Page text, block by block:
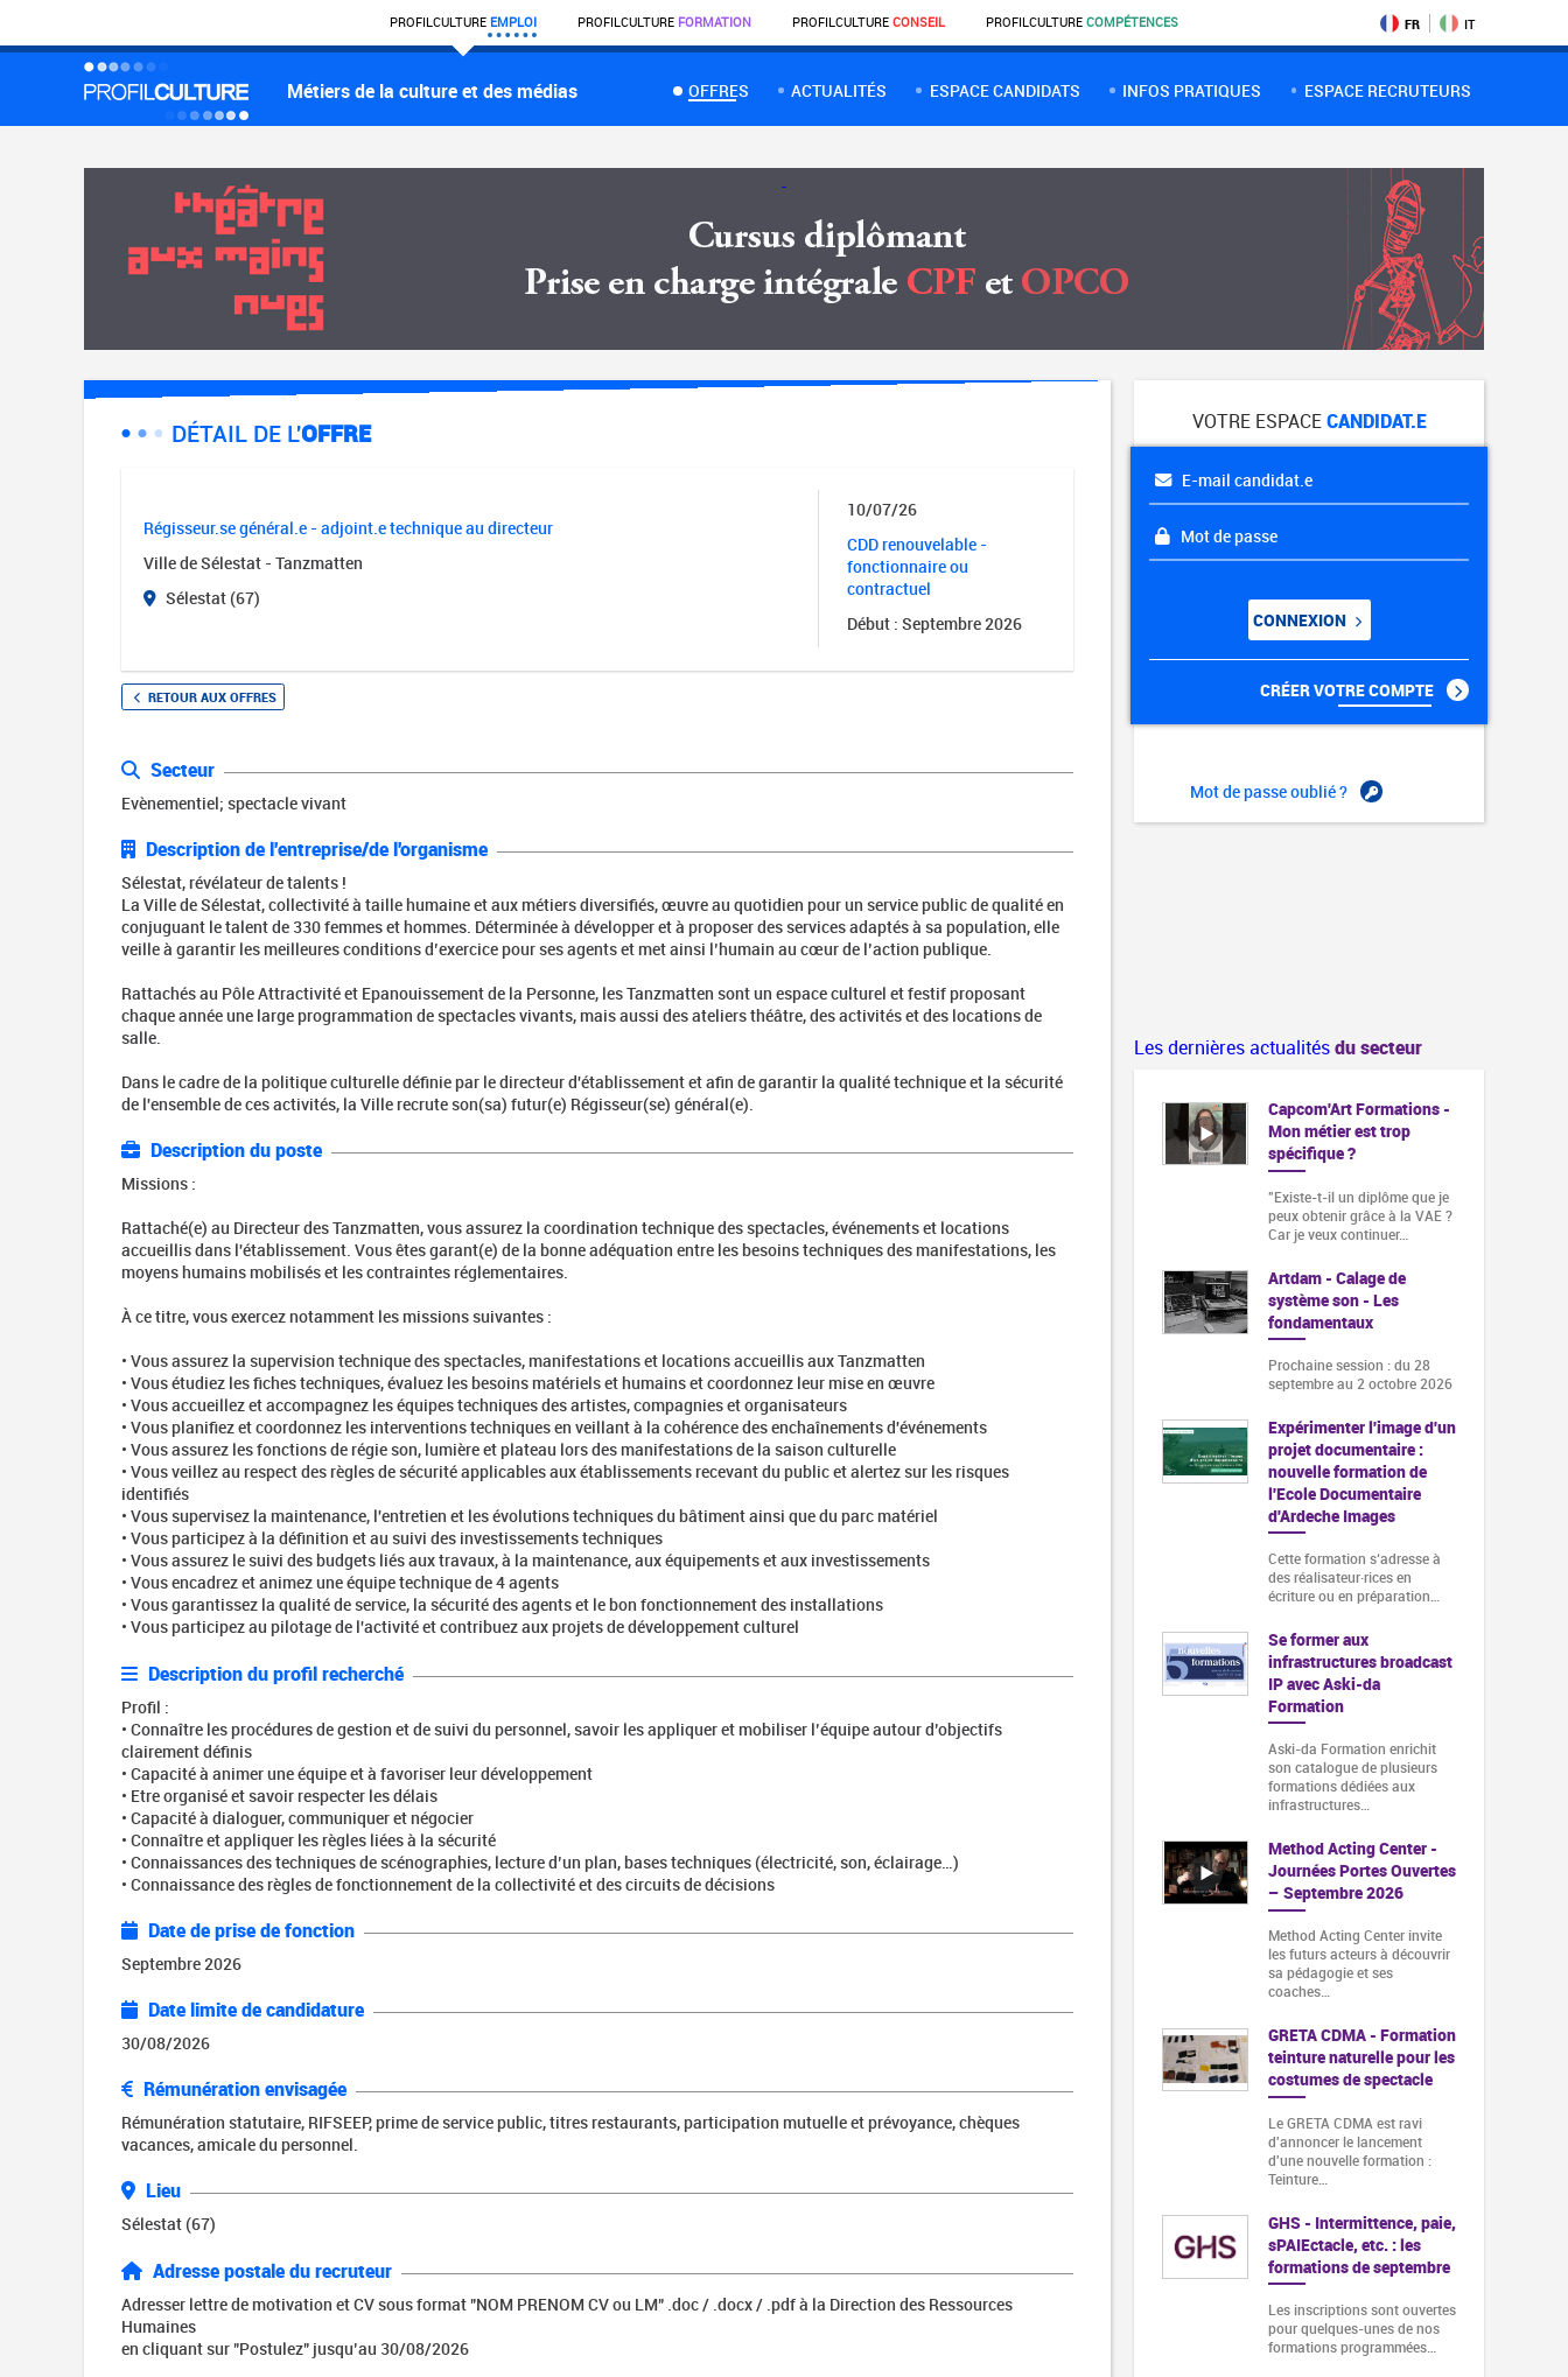
PROFILCULTURE EMPLOI PROFILCULTURE FORMATION PROFILCULTURE CONSEIL PROFILCULTURE COMPÉTENCES FR IT
Métiers de la culture et des médias OFFRES ACTUALITÉS ESPACE CANDIDATS INFOS PRATIQUES ESPACE RECRUTEURS
DÉTAIL DE L'OFFRE
Régisseur.se général.e - adjoint.e technique au directeur
Ville de Sélestat - Tanzmatten
Sélestat (67)
10/07/26
CDD renouvelable -
fonctionnaire ou
contractuel
Début : Septembre 2026
RETOUR AUX OFFRES
Secteur
Evènementiel; spectacle vivant
Description de l'entreprise/de l'organisme
Sélestat, révélateur de talents !
La Ville de Sélestat, collectivité à taille humaine et aux métiers diversifiés, œuvre au quotidien pour un service public de qualité en
conjuguant le talent de 330 femmes et hommes. Déterminée à développer et à proposer des services adaptés à sa population, elle
veille à garantir les meilleures conditions d’exercice pour ses agents et met ainsi l’humain au cœur de l’action publique.
Rattachés au Pôle Attractivité et Epanouissement de la Personne, les Tanzmatten sont un espace culturel et festif proposant
chaque année une large programmation de spectacles vivants, mais aussi des ateliers théâtre, des activités et des locations de
salle.
Dans le cadre de la politique culturelle définie par le directeur d'établissement et afin de garantir la qualité technique et la sécurité
de l'ensemble de ces activités, la Ville recrute son(sa) futur(e) Régisseur(se) général(e).
Description du poste
Missions :
Rattaché(e) au Directeur des Tanzmatten, vous assurez la coordination technique des spectacles, événements et locations
accueillis dans l'établissement. Vous êtes garant(e) de la bonne adéquation entre les besoins techniques des manifestations, les
moyens humains mobilisés et les contraintes réglementaires.
À ce titre, vous exercez notamment les missions suivantes :
• Vous assurez la supervision technique des spectacles, manifestations et locations accueillis aux Tanzmatten
• Vous étudiez les fiches techniques, évaluez les besoins matériels et humains et coordonnez leur mise en œuvre
• Vous accueillez et accompagnez les équipes techniques des artistes, compagnies et organisateurs
• Vous planifiez et coordonnez les interventions techniques en veillant à la cohérence des enchaînements d'événements
• Vous assurez les fonctions de régie son, lumière et plateau lors des manifestations de la saison culturelle
• Vous veillez au respect des règles de sécurité applicables aux établissements recevant du public et alertez sur les risques
identifiés
• Vous supervisez la maintenance, l'entretien et les évolutions techniques du bâtiment ainsi que du parc matériel
• Vous participez à la définition et au suivi des investissements techniques
• Vous assurez le suivi des budgets liés aux travaux, à la maintenance, aux équipements et aux investissements
• Vous encadrez et animez une équipe technique de 4 agents
• Vous garantissez la qualité de service, la sécurité des agents et le bon fonctionnement des installations
• Vous participez au pilotage de l'activité et contribuez aux projets de développement culturel
Description du profil recherché
Profil :
• Connaître les procédures de gestion et de suivi du personnel, savoir les appliquer et mobiliser l’équipe autour d’objectifs
clairement définis
• Capacité à animer une équipe et à favoriser leur développement
• Etre organisé et savoir respecter les délais
• Capacité à dialoguer, communiquer et négocier
• Connaître et appliquer les règles liées à la sécurité
• Connaissances des techniques de scénographies, lecture d’un plan, bases techniques (électricité, son, éclairage…)
• Connaissance des règles de fonctionnement de la collectivité et des circuits de décisions
Date de prise de fonction
Septembre 2026
Date limite de candidature
30/08/2026
Rémunération envisagée
Rémunération statutaire, RIFSEEP, prime de service public, titres restaurants, participation mutuelle et prévoyance, chèques
vacances, amicale du personnel.
Lieu
Sélestat (67)
Adresse postale du recruteur
Adresser lettre de motivation et CV sous format "NOM PRENOM CV ou LM" .doc / .docx / .pdf à la Direction des Ressources
Humaines
en cliquant sur "Postulez" jusqu’au 30/08/2026
VOTRE ESPACECANDIDAT.E
E-mail candidat.e
Mot de passe
CONNEXION
CRÉER VOTRE COMPTE
Mot de passe oublié ?
Les dernières actualitésdu secteur
Capcom'Art Formations -
Mon métier est trop
spécifique ?
"Existe-t-il un diplôme que je
peux obtenir grâce à la VAE ?
Car je veux continuer…
Artdam - Calage de
système son - Les
fondamentaux
Prochaine session : du 28
septembre au 2 octobre 2026
Expérimenter l'image d'un
projet documentaire :
nouvelle formation de
l'Ecole Documentaire
d'Ardeche Images
Cette formation s‘adresse à
des réalisateur·rices en
écriture ou en préparation…
Se former aux
infrastructures broadcast
IP avec Aski-da
Formation
Aski-da Formation enrichit
son catalogue de plusieurs
formations dédiées aux
infrastructures…
Method Acting Center -
Journées Portes Ouvertes
– Septembre 2026
Method Acting Center invite
les futurs acteurs à découvrir
sa pédagogie et ses
coaches…
GRETA CDMA - Formation
teinture naturelle pour les
costumes de spectacle
Le GRETA CDMA est ravi
d'annoncer le lancement
d'une nouvelle formation :
Teinture…
GHS - Intermittence, paie,
sPAIEctacle, etc. : les
formations de septembre
Les inscriptions sont ouvertes
pour quelques-unes de nos
formations programmées…